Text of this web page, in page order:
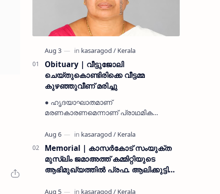
Obituary | വീട്ടുജോലി
ചെയ്തുകൊണ്ടിരിക്കെ വീട്ടമ്മ
കുഴഞ്ഞുവീണ് മരിച്ചു
● ഹൃദയാഘാതമാണ്
മരണകാരണമെന്നാണ് പ്രാഥമിക
കമ്യൂണിസ്റ്റ് പ്രവർത്തകരായ
രാമൻ്റെയും ചിരുതേയിയുടെയും
മകളാണ് ● വിവരമറിഞ്ഞ് ജനപ്ര…
Memorial | കാസർകോട് സംയുക്ത
മുസ്ലിം ജമാഅത്ത് കമ്മിറ്റിയുടെ
ആഭിമുഖ്യത്തിൽ പ്രഫ. ആലിക്കുട്ടി